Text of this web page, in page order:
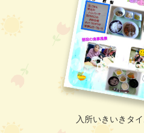
入所いきいきタイ